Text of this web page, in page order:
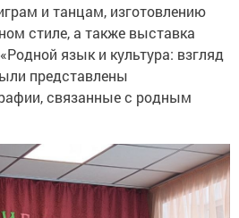
и танцам, изготовлению
стиле, а также выставка
язык и культура: взгляд
представлены
связанные с родным